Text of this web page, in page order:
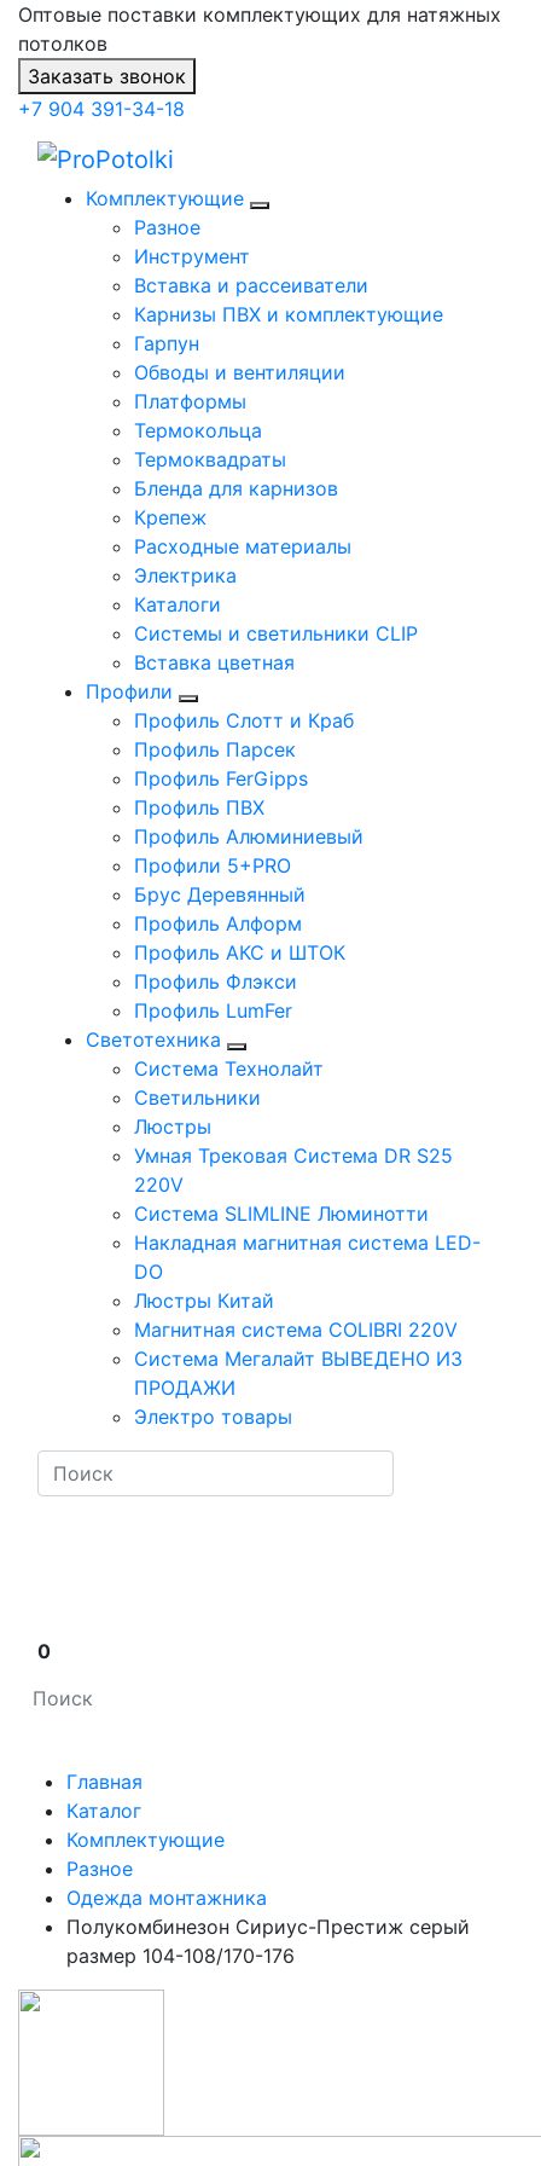
Оптовые поставки комплектующих для натяжных
потолков
Заказать звонок
+7 904 391-34-18
Комплектующие
Разное
Инструмент
Вставка и рассеиватели
Карнизы ПВХ и комплектующие
Гарпун
Обводы и вентиляции
Платформы
Термокольца
Термоквадраты
Бленда для карнизов
Крепеж
Расходные материалы
Электрика
Каталоги
Системы и светильники CLIP
Вставка цветная
Профили
Профиль Слотт и Краб
Профиль Парсек
Профиль FerGipps
Профиль ПВХ
Профиль Алюминиевый
Профили 5+PRO
Брус Деревянный
Профиль Алформ
Профиль АКС и ШТОК
Профиль Флэкси
Профиль LumFer
Светотехника
Система Технолайт
Светильники
Люстры
Умная Трековая Система DR S25
220V
Система SLIMLINE Люминотти
Накладная магнитная система LED-
DO
Люстры Китай
Магнитная система COLIBRI 220V
Система Мегалайт ВЫВЕДЕНО ИЗ
ПРОДАЖИ
Электро товары
0
Главная
Каталог
Комплектующие
Разное
Одежда монтажника
Полукомбинезон Сириус-Престиж серый
размер 104-108/170-176